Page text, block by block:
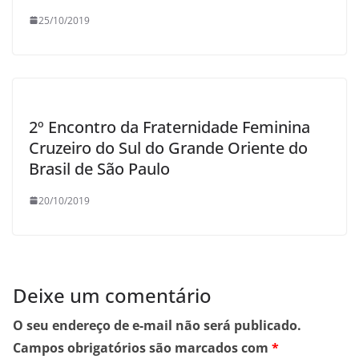
25/10/2019
2º Encontro da Fraternidade Feminina
Cruzeiro do Sul do Grande Oriente do
Brasil de São Paulo
20/10/2019
Deixe um comentário
O seu endereço de e-mail não será publicado.
Campos obrigatórios são marcados com *